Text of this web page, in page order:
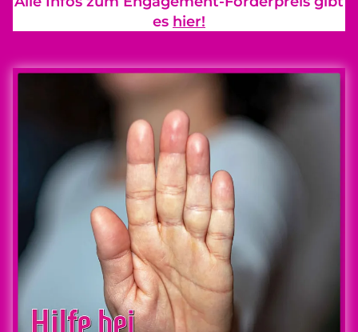
es hier!